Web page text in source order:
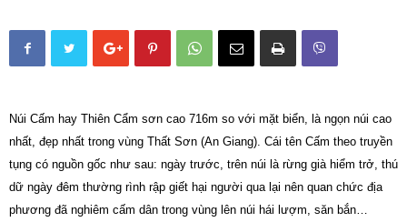
Núi Cấm hay Thiên Cẩm sơn cao 716m so với mặt biển, là ngọn núi cao
nhất, đẹp nhất trong vùng Thất Sơn (An Giang). Cái tên Cấm theo truyền
tụng có nguồn gốc như sau: ngày trước, trên núi là rừng già hiểm trở, thú
dữ ngày đêm thường rình rập giết hại người qua lại nên quan chức địa
phương đã nghiêm cấm dân trong vùng lên núi hái lượm, săn bắn…